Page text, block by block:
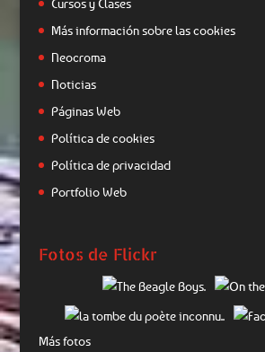
Cursos y Clases
Más información sobre las cookies
Neocroma
Noticias
Páginas Web
Política de cookies
Política de privacidad
Portfolio Web
Fotos de Flickr
Más fotos